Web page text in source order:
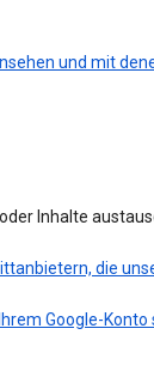
und mit
Inhalte
die
Google-Konto